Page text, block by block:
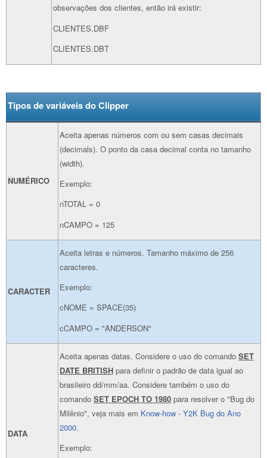
observações dos clientes, então irá existir:
CLIENTES.DBF
CLIENTES.DBT
Tipos de variáveis do Clipper
NUMÉRICO
Aceita apenas números com ou sem casas decimais
(decimals). O ponto da casa decimal conta no tamanho
(width).
Exemplo:
nTOTAL = 0
nCAMPO = 125
CARACTER
Aceita letras e números. Tamanho máximo de 256
caracteres.
Exemplo:
cNOME = SPACE(35)
cCAMPO = "ANDERSON"
DATA
Aceita apenas datas. Considere o uso do comando SET
DATE BRITISH para definir o padrão de data igual ao
brasileiro dd/mm/aa. Considere também o uso do
comando SET EPOCH TO 1980 para resolver o "Bug do
Milênio", veja mais em Know-how - Y2K Bug do Ano
2000.
Exemplo: